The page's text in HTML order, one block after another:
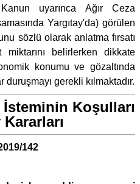
uyarınca Ağır Ceza
Yargıtay'da) görülen
sözlü olarak anlatma fırsatı
belirlerken dikkate
konumu ve gözaltında
gerekli kılmaktadır.
İsteminin Koşulları
Kararları
142